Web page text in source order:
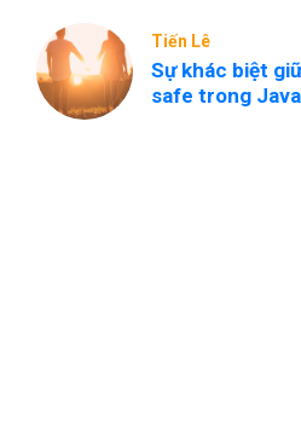
Tiến Lê
Sự khác biệt
safe trong